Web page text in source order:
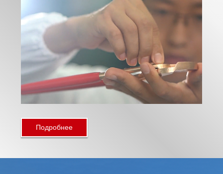
Подробнее